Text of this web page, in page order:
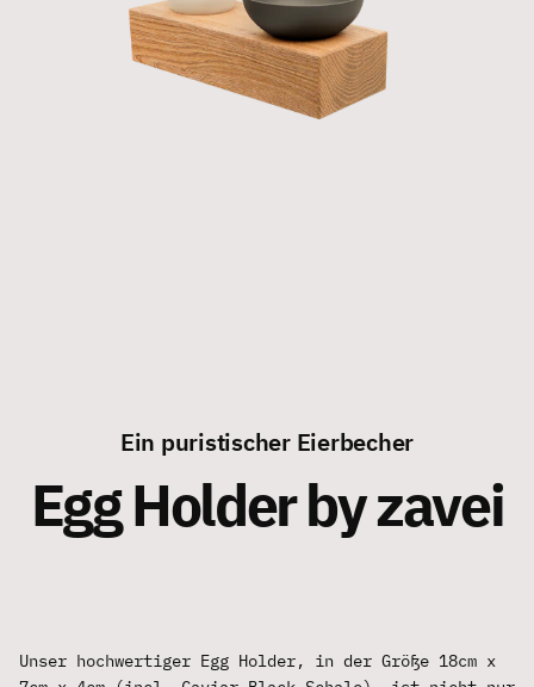
Ein puristischer Eierbecher
Egg Holder by zavei
Unser hochwertiger Egg Holder, in der Größe 18cm x